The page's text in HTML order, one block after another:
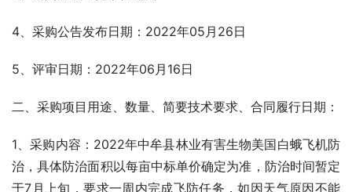
4、采购公告发布日期：2022年05月26日
5、评审日期：2022年06月16日
二、采购项目用途、数量、简要技术要求、合同履行日期：
1、采购内容：2022年中牟县林业有害生物美国白蛾飞机防
治，具体防治面积以每亩中标单价确定为准，防治时间暂定
于7月上旬，要求一周内完成飞防任务，如因天气原因不能